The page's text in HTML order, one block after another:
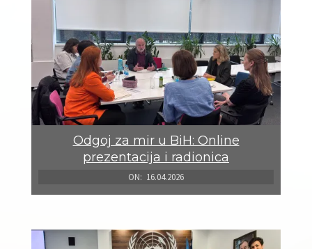
BIH
Odgoj za mir u BiH: Online
prezentacija i radionica
ON: 16.04.2026